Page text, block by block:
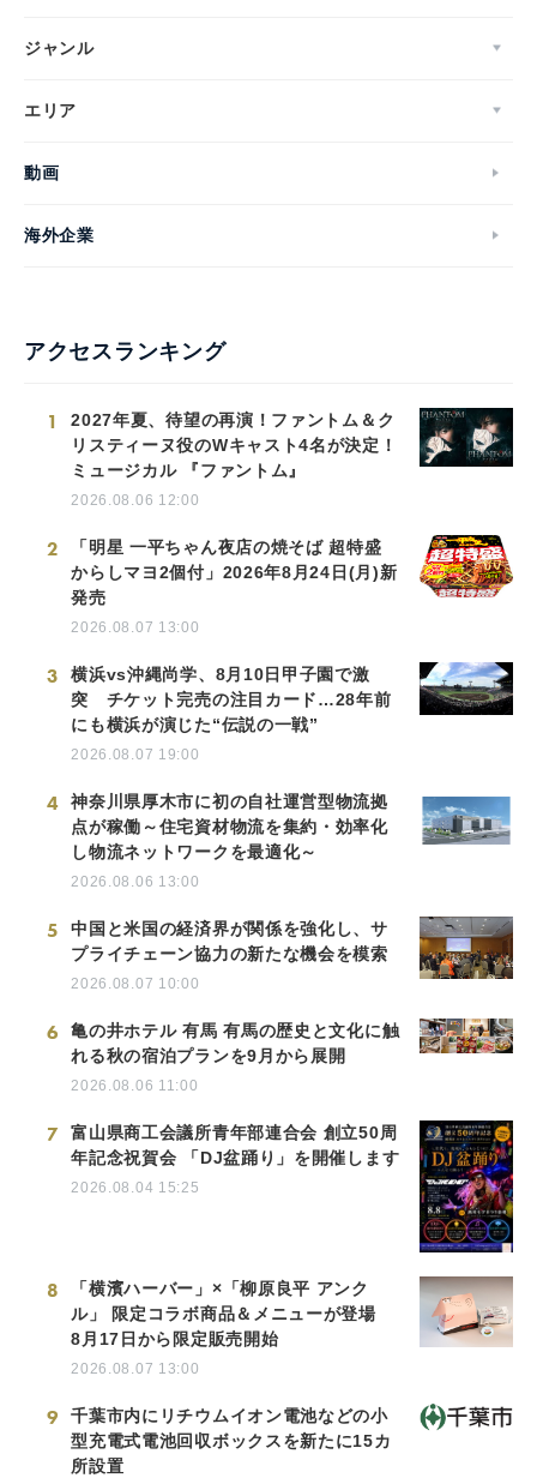
ジャンル
エリア
動画
海外企業
アクセスランキング
1
2027年夏、待望の再演！ファントム＆ク
リスティーヌ役のWキャスト4名が決定！
ミュージカル 『ファントム』
2026.08.06 12:00
2
「明星 一平ちゃん夜店の焼そば 超特盛
からしマヨ2個付」2026年8月24日(月)新
発売
2026.08.07 13:00
3
横浜vs沖縄尚学、8月10日甲子園で激
突 チケット完売の注目カード…28年前
にも横浜が演じた“伝説の一戦”
2026.08.07 19:00
4
神奈川県厚木市に初の自社運営型物流拠
点が稼働～住宅資材物流を集約・効率化
し物流ネットワークを最適化～
2026.08.06 13:00
5
中国と米国の経済界が関係を強化し、サ
プライチェーン協力の新たな機会を模索
2026.08.07 10:00
6
亀の井ホテル 有馬 有馬の歴史と文化に触
れる秋の宿泊プランを9月から展開
2026.08.06 11:00
7
富山県商工会議所青年部連合会 創立50周
年記念祝賀会 「DJ盆踊り」を開催します
2026.08.04 15:25
8
「横濱ハーバー」×「柳原良平 アンク
ル」 限定コラボ商品＆メニューが登場
8月17日から限定販売開始
2026.08.07 13:00
9
千葉市内にリチウムイオン電池などの小
型充電式電池回収ボックスを新たに15カ
所設置